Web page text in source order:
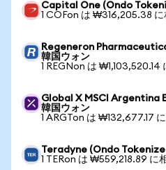
Capital One (Ondo
1 COFon は ₩316,205.38 に
Regeneron
韓国ウォン
1 REGNon は ₩1,103,520.14
Global X MSCI Argentina
韓国ウォン
1 ARGTon は ₩132,677.17
Teradyne (Ondo
1 TERon は ₩559,218.89 に